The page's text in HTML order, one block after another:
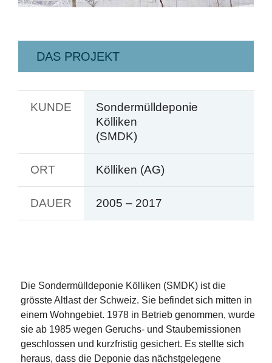
DAS PROJEKT
KUNDE
Sondermülldeponie
Kölliken
(SMDK)
ORT Kölliken (AG)
DAUER 2005 ‒ 2017
Die Sondermülldeponie Kölliken (SMDK) ist die
grösste Altlast der Schweiz. Sie befindet sich mitten in
einem Wohngebiet. 1978 in Betrieb genommen, wurde
sie ab 1985 wegen Geruchs- und Staubemissionen
geschlossen und kurzfristig gesichert. Es stellte sich
heraus, dass die Deponie das nächstgelegene